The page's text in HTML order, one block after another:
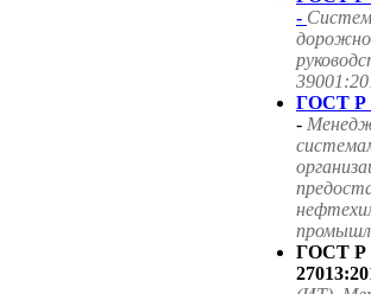
-
ГОСТ Р
-
ГОСТ